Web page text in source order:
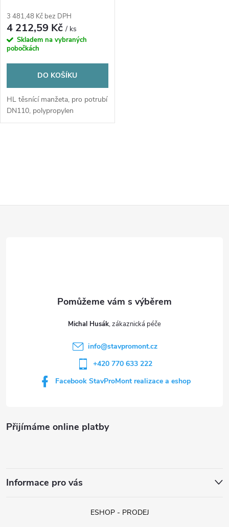
3 481,48 Kč bez DPH
4 212,59 Kč/ ks
Skladem na vybraných
pobočkách
DO KOŠÍKU
HL těsnící manžeta, pro potrubí
DN110, polypropylen
v
i
Přijímáme online platby
Informace pro vás
Michal Husák
info@stavpromont.cz
+420 770 633 222
Facebook StavProMont realizace a eshop
ESHOP - PRODEJ